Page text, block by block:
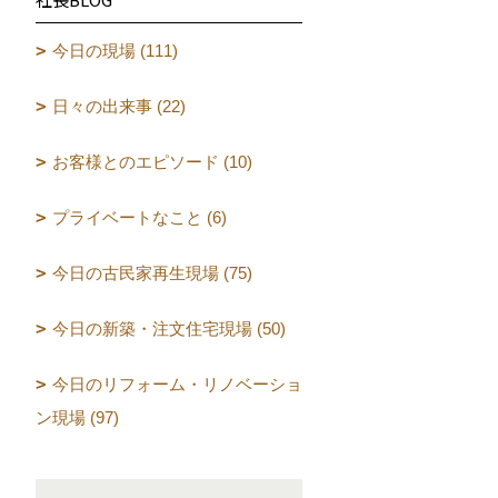
今日の現場 (111)
日々の出来事 (22)
お客様とのエピソード (10)
プライベートなこと (6)
今日の古民家再生現場 (75)
今日の新築・注文住宅現場 (50)
今日のリフォーム・リノベーショ
ン現場 (97)